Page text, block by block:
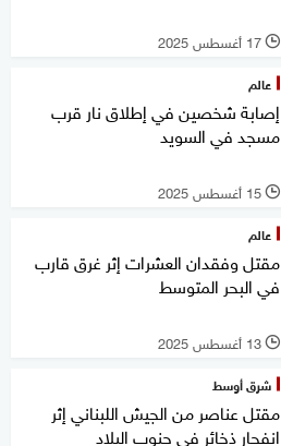
l 17 أغسطس 2025
عالم
إصابة شخصين في إطلاق نار قرب
مسجد في السويد
l 15 أغسطس 2025
عالم
مقتل وفقدان العشرات إثر غرق قارب
في البحر المتوسط
l 13 أغسطس 2025
شرق أوسط
مقتل عناصر من الجيش اللبناني إثر
انفجار ذخائر في جنوب البلاد